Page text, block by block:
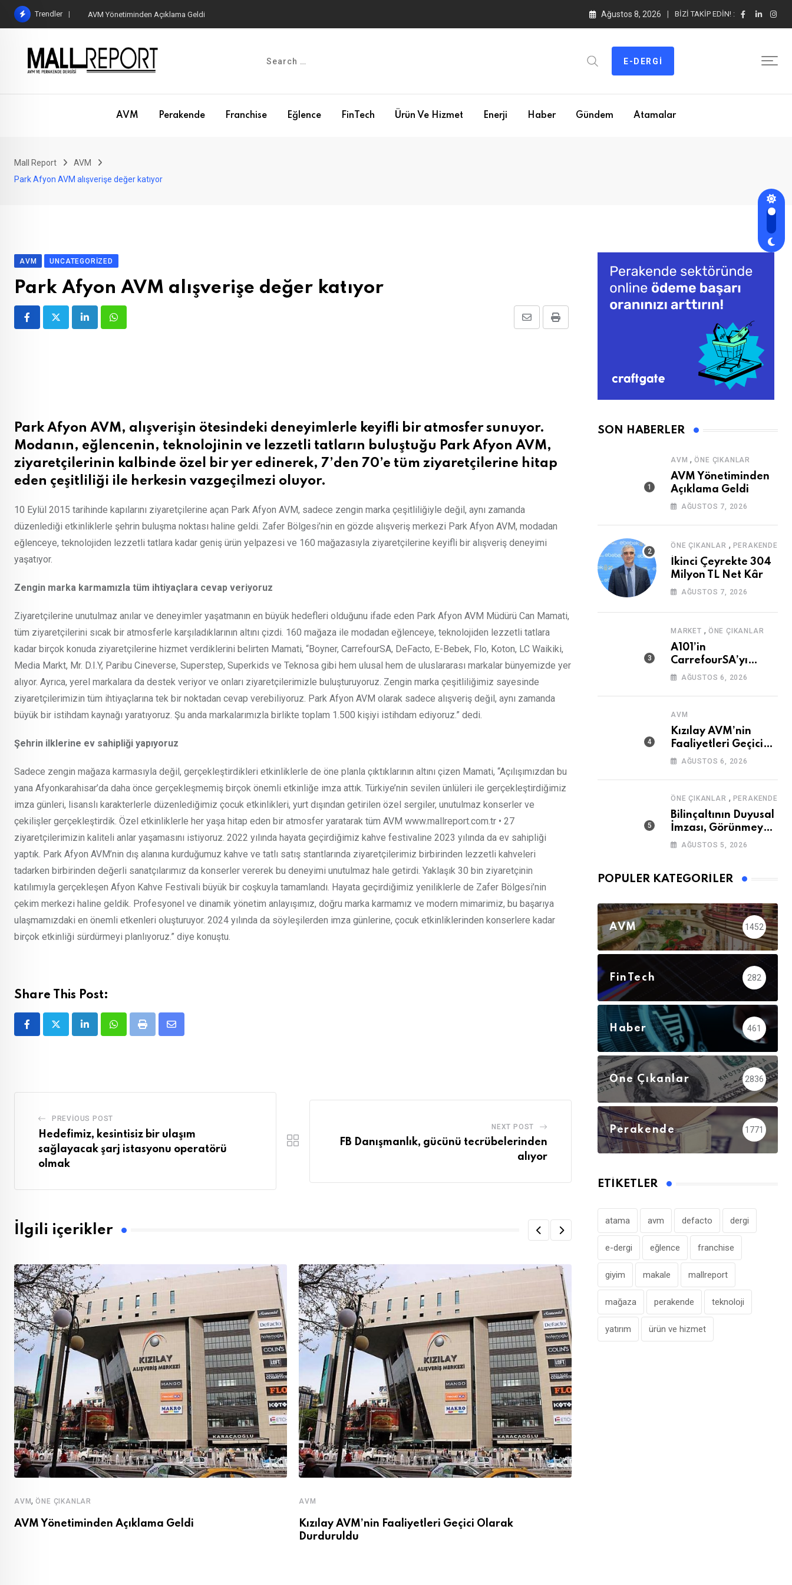
Skip
Trendler AVM Yönetiminden Açıklama Geldi Ağustos 8, 2026 BIZI TAKIP EDIN! :
E-DERGI
AVM Perakende Franchise Eğlence FinTech Ürün Ve Hizmet Enerji Haber Gündem Atamalar
Mall Report
AVM
Park Afyon AVM alışverişe değer katıyor
AVM UNCATEGORIZED
Park Afyon AVM alışverişe değer katıyor
LinkedInWhatsapp Print
Share
Park Afyon AVM, alışverişin ötesindeki deneyimlerle keyifli bir atmosfer sunuyor.
Modanın, eğlencenin, teknolojinin ve lezzetli tatların buluştuğu Park Afyon AVM,
ziyaretçilerinin kalbinde özel bir yer edinerek, 7’den 70’e tüm ziyaretçilerine hitap
eden çeşitliliği ile herkesin vazgeçilmezi oluyor.
10 Eylül 2015 tarihinde kapılarını ziyaretçilerine açan Park Afyon AVM, sadece zengin marka çeşitliliğiyle değil, aynı zamanda
düzenlediği etkinliklerle şehrin buluşma noktası haline geldi. Zafer Bölgesi’nin en gözde alışveriş merkezi Park Afyon AVM, modadan
eğlenceye, teknolojiden lezzetli tatlara kadar geniş ürün yelpazesi ve 160 mağazasıyla ziyaretçilerine keyifli bir alışveriş deneyimi
yaşatıyor.
Zengin marka karmamızla tüm ihtiyaçlara cevap veriyoruz
Ziyaretçilerine unutulmaz anılar ve deneyimler yaşatmanın en büyük hedefleri olduğunu ifade eden Park Afyon AVM Müdürü Can Mamati,
tüm ziyaretçilerini sıcak bir atmosferle karşıladıklarının altını çizdi. 160 mağaza ile modadan eğlenceye, teknolojiden lezzetli tatlara
kadar birçok konuda ziyaretçilerine hizmet verdiklerini belirten Mamati, “Boyner, CarrefourSA, DeFacto, E-Bebek, Flo, Koton, LC Waikiki,
Media Markt, Mr. D.I.Y, Paribu Cineverse, Superstep, Superkids ve Teknosa gibi hem ulusal hem de uluslararası markalar bünyemizde yer
alıyor. Ayrıca, yerel markalara da destek veriyor ve onları ziyaretçilerimizle buluşturuyoruz. Zengin marka çeşitliliğimiz sayesinde
ziyaretçilerimizin tüm ihtiyaçlarına tek bir noktadan cevap verebiliyoruz. Park Afyon AVM olarak sadece alışveriş değil, aynı zamanda
büyük bir istihdam kaynağı yaratıyoruz. Şu anda markalarımızla birlikte toplam 1.500 kişiyi istihdam ediyoruz.” dedi.
Şehrin ilklerine ev sahipliği yapıyoruz
Sadece zengin mağaza karmasıyla değil, gerçekleştirdikleri etkinliklerle de öne planla çıktıklarının altını çizen Mamati, “Açılışımızdan bu
yana Afyonkarahisar’da daha önce gerçekleşmemiş birçok önemli etkinliğe imza attık. Türkiye’nin sevilen ünlüleri ile gerçekleştirdiğimiz
imza günleri, lisanslı karakterlerle düzenlediğimiz çocuk etkinlikleri, yurt dışından getirilen özel sergiler, unutulmaz konserler ve
çekilişler gerçekleştirdik. Özel etkinliklerle her yaşa hitap eden bir atmosfer yaratarak tüm AVM www.mallreport.com.tr • 27
ziyaretçilerimizin kaliteli anlar yaşamasını istiyoruz. 2022 yılında hayata geçirdiğimiz kahve festivaline 2023 yılında da ev sahipliği
yaptık. Park Afyon AVM’nin dış alanına kurduğumuz kahve ve tatlı satış stantlarında ziyaretçilerimiz birbirinden lezzetli kahveleri
tadarken birbirinden değerli sanatçılarımız da konserler vererek bu deneyimi unutulmaz hale getirdi. Yaklaşık 30 bin ziyaretçinin
katılımıyla gerçekleşen Afyon Kahve Festivali büyük bir coşkuyla tamamlandı. Hayata geçirdiğimiz yeniliklerle de Zafer Bölgesi’nin
çekim merkezi haline geldik. Profesyonel ve dinamik yönetim anlayışımız, doğru marka karmamız ve modern mimarimiz, bu başarıya
ulaşmamızdaki en önemli etkenleri oluşturuyor. 2024 yılında da söyleşilerden imza günlerine, çocuk etkinliklerinden konserlere kadar
birçok etkinliği sürdürmeyi planlıyoruz.” diye konuştu.
Share This Post:
LinkedInWhatsappPrint
Share
PREVIOUS POST
Hedefimiz, kesintisiz bir ulaşım
sağlayacak şarj istasyonu operatörü
olmak
NEXT POST
FB Danışmanlık, gücünü tecrübelerinden
alıyor
İlgili içerikler
AVM,ÖNE ÇIKANLAR
AVM Yönetiminden Açıklama Geldi
AVM
Kızılay AVM’nin Faaliyetleri Geçici Olarak
Durduruldu
ÖNE ÇIKANLAR
Perakendede Toparlanma Beklentisi
Ertelendi
SON HABERLER
AVM ,ÖNE ÇIKANLAR
AVM Yönetiminden
Açıklama Geldi
AĞUSTOS 7, 2026
ÖNE ÇIKANLAR , PERAKENDE
İkinci Çeyrekte 304
Milyon TL Net Kâr
AĞUSTOS 7, 2026
MARKET , ÖNE ÇIKANLAR
A101’in
CarrefourSA’yı
Devralmasına Şartlı
AĞUSTOS 6, 2026
AVM
Kızılay AVM’nin
Faaliyetleri Geçici
Olarak Durduruldu
AĞUSTOS 6, 2026
ÖNE ÇIKANLAR , PERAKENDE
Bilinçaltının Duyusal
İmzası, Görünmeyen
GüçAĞUSTOS 5, 2026
POPÜLER KATEGORILER
AVM 1452
FinTech 282
Haber 461
Öne Çıkanlar 2836
Perakende 1771
ETIKETLER
atama avm defacto dergi
e-dergi eğlence franchise
giyim makale mallreport
mağaza perakende teknoloji
yatırım ürün ve hizmet